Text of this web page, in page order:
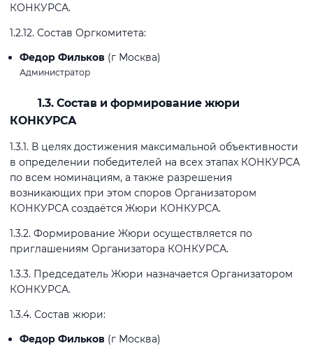
КОНКУРСА.
1.2.12. Состав Оргкомитета:
Федор Фильков (г Москва)
Администратор
1.3. Состав и формирование жюри
КОНКУРСА
1.3.1. В целях достижения максимальной объективности
в определении победителей на всех этапах КОНКУРСА
по всем номинациям, а также разрешения
возникающих при этом споров Организатором
КОНКУРСА создаётся Жюри КОНКУРСА.
1.3.2. Формирование Жюри осуществляется по
приглашениям Организатора КОНКУРСА.
1.3.3. Председатель Жюри назначается Организатором
КОНКУРСА.
1.3.4. Состав жюри:
Федор Фильков (г Москва)